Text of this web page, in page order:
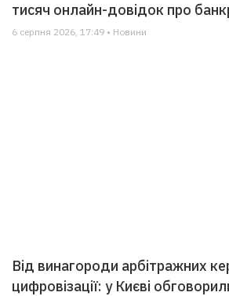
тисяч онлайн-довідок про
6 серпня 2026, 17:49 • Новини
Від винагороди арбітражних
цифровізації: у Києві